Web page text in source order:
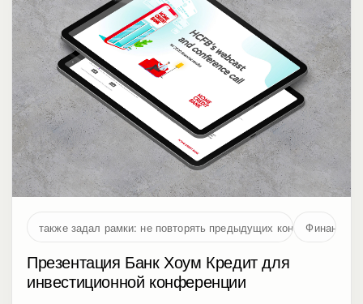
также задал рамки: не повторять предыдущих концепций и
Финансы
Презентация Банк Хоум Кредит для
инвестиционной конференции